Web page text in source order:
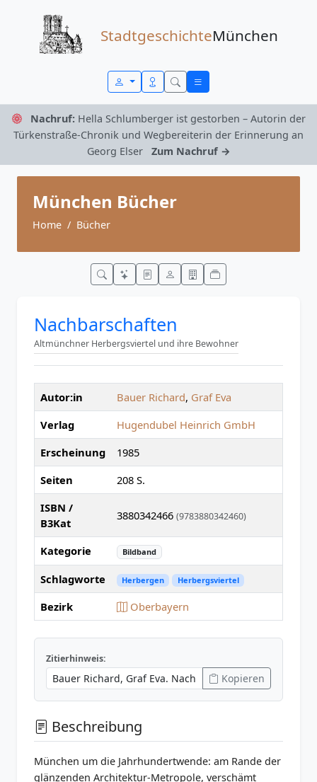
StadtgeschichteMünchen
Nachruf: Hella Schlumberger ist gestorben – Autorin der
Türkenstraße-Chronik und Wegbereiterin der Erinnerung an
Georg Elser
Zum Nachruf →
München Bücher
Home Bücher
Nachbarschaften
Altmünchner Herbergsviertel und ihre Bewohner
Autor:in Bauer Richard, Graf Eva
Verlag
Hugendubel Heinrich GmbH
Erscheinung
1985
Seiten
208 S.
ISBN /
B3Kat
3880342466 (9783880342460)
Kategorie Bildband
Schlagworte Herbergen Herbergsviertel
Bezirk Oberbayern
Zitierhinweis:
Kopieren
Beschreibung
München um die Jahrhundertwende: am Rande der
glänzenden Architektur-Metropole, verschämt